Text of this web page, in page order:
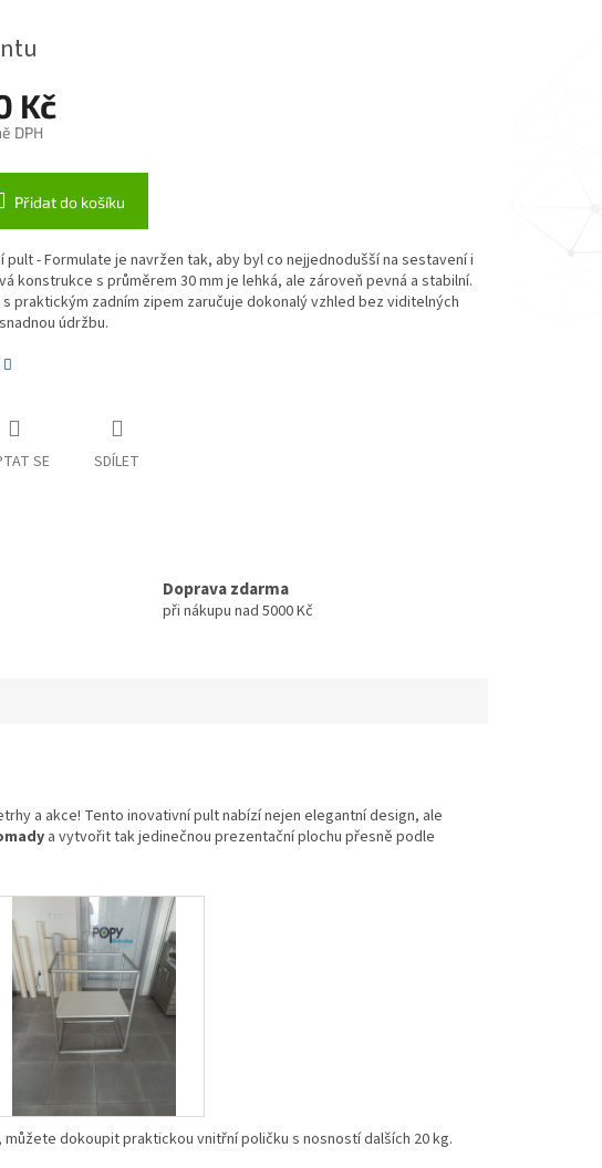
Kč
DPH
Přidat do košíku
- Formulate je navržen tak, aby byl co nejjednodušší na sestavení i
konstrukce s průměrem 30 mm je lehká, ale zároveň pevná a stabilní.
praktickým zadním zipem zaručuje dokonalý vzhled bez viditelných
údržbu.
SE SDÍLET
Doprava zdarma
při nákupu nad 5000 Kč
a akce! Tento inovativní pult nabízí nejen elegantní design, ale
a vytvořit tak jedinečnou prezentační plochu přesně podle
dokoupit praktickou vnitřní poličku s nosností dalších 20 kg.